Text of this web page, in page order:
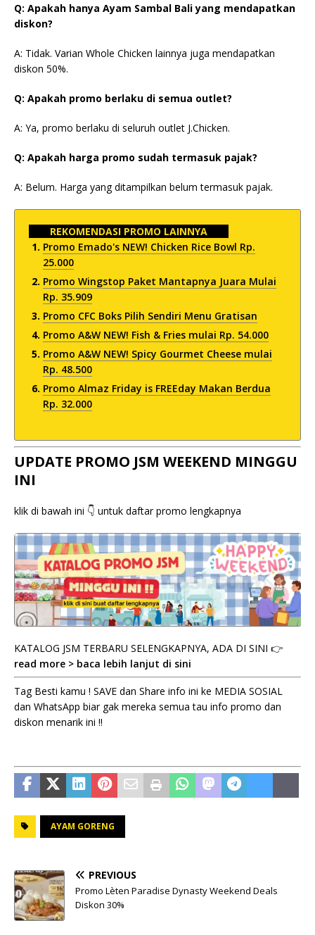
Q: Apakah hanya Ayam Sambal Bali yang mendapatkan
diskon?
A: Tidak. Varian Whole Chicken lainnya juga mendapatkan
diskon 50%.
Q: Apakah promo berlaku di semua outlet?
A: Ya, promo berlaku di seluruh outlet J.Chicken.
Q: Apakah harga promo sudah termasuk pajak?
A: Belum. Harga yang ditampilkan belum termasuk pajak.
REKOMENDASI PROMO LAINNYA
Promo Emado's NEW! Chicken Rice Bowl Rp.
25.000
Promo Wingstop Paket Mantapnya Juara Mulai
Rp. 35.909
Promo CFC Boks Pilih Sendiri Menu Gratisan
Promo A&W NEW! Fish & Fries mulai Rp. 54.000
Promo A&W NEW! Spicy Gourmet Cheese mulai
Rp. 48.500
Promo Almaz Friday is FREEday Makan Berdua
Rp. 32.000
UPDATE PROMO JSM WEEKEND MINGGU
INI
klik di bawah ini 👇 untuk daftar promo lengkapnya
KATALOG JSM TERBARU SELENGKAPNYA, ADA DI SINI 👉
read more > baca lebih lanjut di sini
Tag Besti kamu ! SAVE dan Share info ini ke MEDIA SOSIAL
dan WhatsApp biar gak mereka semua tau info promo dan
diskon menarik ini !!
AYAM GORENG
PREVIOUS
Promo Lèten Paradise Dynasty Weekend Deals
Diskon 30%